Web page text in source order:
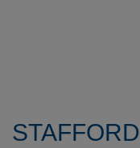
STAFFORD